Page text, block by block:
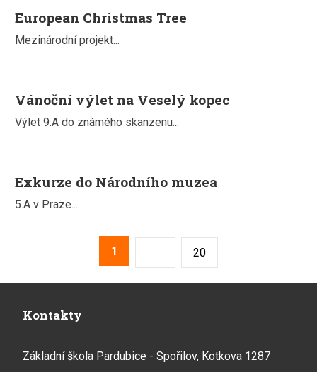
European Christmas Tree
Mezinárodní projekt...
Vánoční výlet na Veselý kopec
Výlet 9.A do známého skanzenu...
Exkurze do Národního muzea
5.A v Praze...
1 Následující20
Kontakty
Základní škola Pardubice - Spořilov, Kotkova 1287